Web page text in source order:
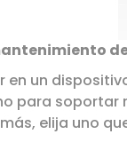
en un
para soportar
elija uno